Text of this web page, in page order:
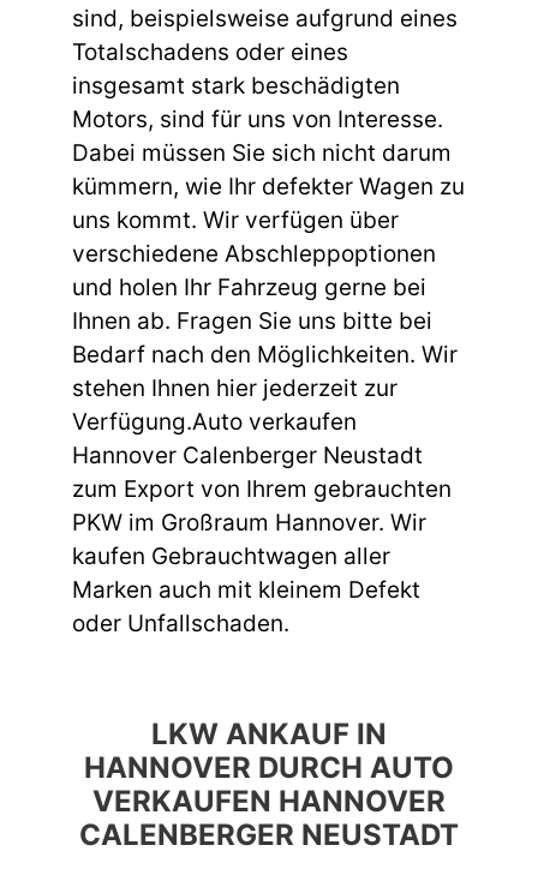
sind, beispielsweise aufgrund eines
Totalschadens oder eines
insgesamt stark beschädigten
Motors, sind für uns von Interesse.
Dabei müssen Sie sich nicht darum
kümmern, wie Ihr defekter Wagen zu
uns kommt. Wir verfügen über
verschiedene Abschleppoptionen
und holen Ihr Fahrzeug gerne bei
Ihnen ab. Fragen Sie uns bitte bei
Bedarf nach den Möglichkeiten. Wir
stehen Ihnen hier jederzeit zur
Verfügung.Auto verkaufen
Hannover Calenberger Neustadt
zum Export von Ihrem gebrauchten
PKW im Großraum Hannover. Wir
kaufen Gebrauchtwagen aller
Marken auch mit kleinem Defekt
oder Unfallschaden.
LKW ANKAUF IN
HANNOVER DURCH AUTO
VERKAUFEN HANNOVER
CALENBERGER NEUSTADT